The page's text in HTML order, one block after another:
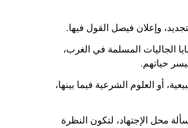
وإعلان فيصل القول فيها.
الجاليات المسلمة في الغرب،
حياتهم.
أو العلوم الشرعية فيما بينها،
محل الإجتهاد، لتكون النظرة